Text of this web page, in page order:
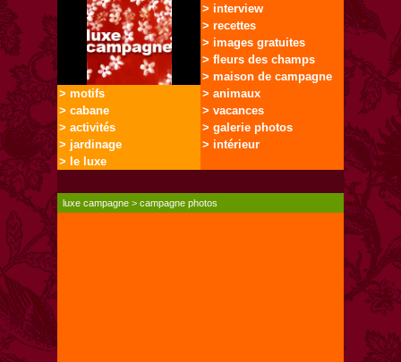
> interview
> recettes
> images gratuites
> fleurs des champs
> maison de campagne
> motifs
> cabane
> activités
> jardinage
> le luxe
> animaux
> vacances
> galerie photos
> intérieur
luxe campagne >campagne photos